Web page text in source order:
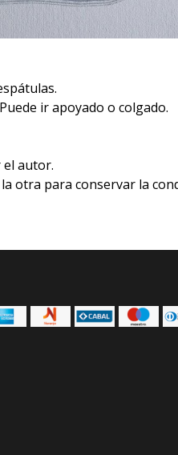
ir apoyado o colgado.
autor.
otra para conservar la